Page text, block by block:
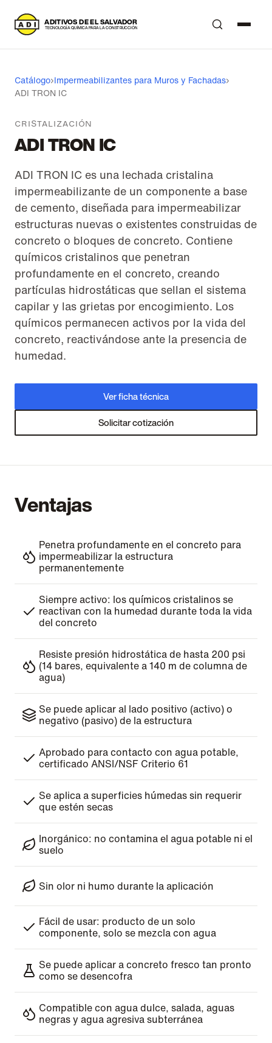
A DITIVOS DE EL SALVADOR
T ECNOLOGÍA QUÍMICA PARA LA CONSTRUCCIÓN
Catálogo›Impermeabilizantes para Muros y Fachadas›
ADI TRON IC
CRISTALIZACIÓN
ADI TRON IC
ADI TRON IC es una lechada cristalina
impermeabilizante de un componente a base
de cemento, diseñada para impermeabilizar
estructuras nuevas o existentes construidas de
concreto o bloques de concreto. Contiene
químicos cristalinos que penetran
profundamente en el concreto, creando
partículas hidrostáticas que sellan el sistema
capilar y las grietas por encogimiento. Los
químicos permanecen activos por la vida del
concreto, reactivándose ante la presencia de
humedad.
Ver ficha técnica
Solicitar cotización
Ventajas
Penetra profundamente en el concreto para
impermeabilizar la estructura
permanentemente
Siempre activo: los químicos cristalinos se
reactivan con la humedad durante toda la vida
del concreto
Resiste presión hidrostática de hasta 200 psi
(14 bares, equivalente a 140 m de columna de
agua)
Se puede aplicar al lado positivo (activo) o
negativo (pasivo) de la estructura
Aprobado para contacto con agua potable,
certificado ANSI/NSF Criterio 61
Se aplica a superficies húmedas sin requerir
que estén secas
Inorgánico: no contamina el agua potable ni el
suelo
Sin olor ni humo durante la aplicación
Fácil de usar: producto de un solo
componente, solo se mezcla con agua
Se puede aplicar a concreto fresco tan pronto
como se desencofra
Compatible con agua dulce, salada, aguas
negras y agua agresiva subterránea